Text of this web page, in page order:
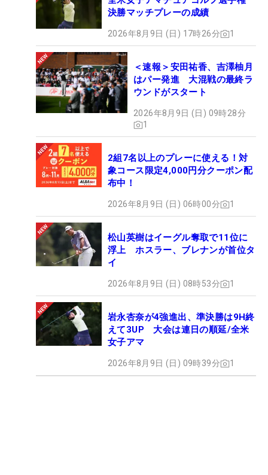
決勝マッチプレーの成績
2026年8月9日 (日) 17時26分 1
＜速報＞安田祐香、吉澤柚月
はパー発進 大混戦の最終ラ
ウンドがスタート
2026年8月9日 (日) 09時28分
1
2組7名以上のプレーに使える！対
象コース限定4,000円分クーポン配
布中！
2026年8月9日 (日) 06時00分 1
松山英樹はイーグル奪取で11位に
浮上 ホスラー、ブレナンが首位タ
イ
2026年8月9日 (日) 08時53分 1
岩永杏奈が4強進出、準決勝は9H終
えて3UP 大会は連日の順延/全米
女子アマ
2026年8月9日 (日) 09時39分 1